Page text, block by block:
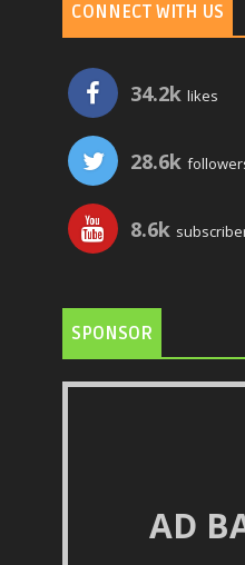
CONNECT WITH US
34.2k likes
28.6k
8.6k
SPONSOR
AD